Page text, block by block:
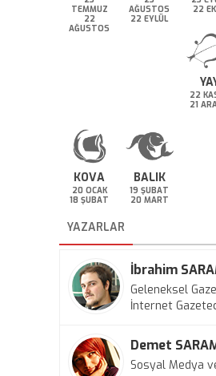
TEMMUZ
22
AĞUSTOS
AĞUSTOS
22 EYLÜL
22
22
21
KOVA
20 OCAK
18 ŞUBAT
BALIK
19 ŞUBAT
20 MART
YAZARLAR
İbrahim
Geleneksel
İnternet
Demet
Sosyal Medya